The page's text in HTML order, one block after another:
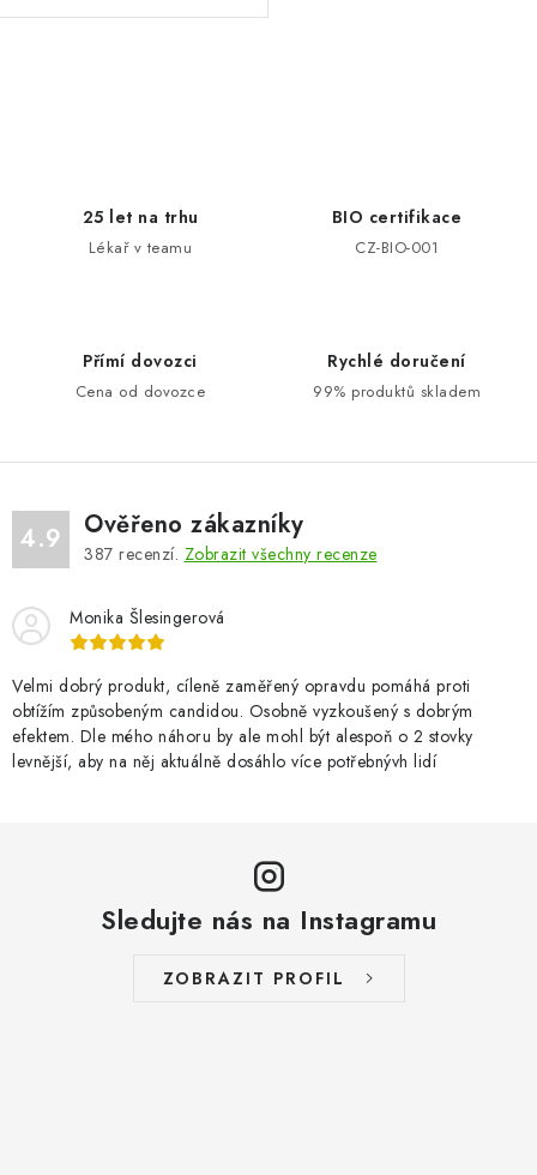
y
ý
s
u
25 let na trhu
Lékař v teamu
BIO certifikace
CZ-BIO-001
Přímí dovozci
Cena od dovozce
Rychlé doručení
99% produktů skladem
4.9 Ověřeno zákazníky
387 recenzí. Zobrazit všechny recenze
Monika Šlesingerová
Velmi dobrý produkt, cíleně zaměřený opravdu pomáhá proti
obtížím způsobeným candidou. Osobně vyzkoušený s dobrým
efektem. Dle mého náhoru by ale mohl být alespoň o 2 stovky
levnější, aby na něj aktuálně dosáhlo více potřebnývh lidí
Sledujte nás na Instagramu
ZOBRAZIT PROFIL